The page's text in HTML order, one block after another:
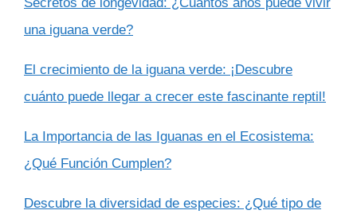
una iguana verde?
El crecimiento de la iguana verde: ¡Descubre
cuánto puede llegar a crecer este fascinante reptil!
La Importancia de las Iguanas en el Ecosistema:
¿Qué Función Cumplen?
Descubre la diversidad de especies: ¿Qué tipo de